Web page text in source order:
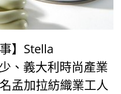
】Stella
、義大利時尚產業
孟加拉紡織業工人